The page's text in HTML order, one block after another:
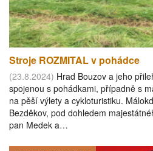
Stroje ROZMITAL v pohádce
(23.8.2024) Hrad Bouzov a jeho
spojenou s pohádkami, případně s
na pěší výlety a cykloturistiku.
Bezděkov, pod dohledem
pan Medek a…